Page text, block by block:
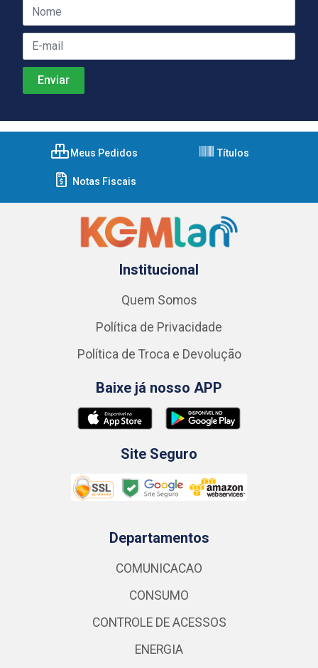
Meus Pedidos Títulos
Notas Fiscais
Institucional
Quem Somos
Política de Privacidade
Política de Troca e Devolução
Baixe já nosso APP
Site Seguro
Departamentos
COMUNICACAO
CONSUMO
CONTROLE DE ACESSOS
ENERGIA